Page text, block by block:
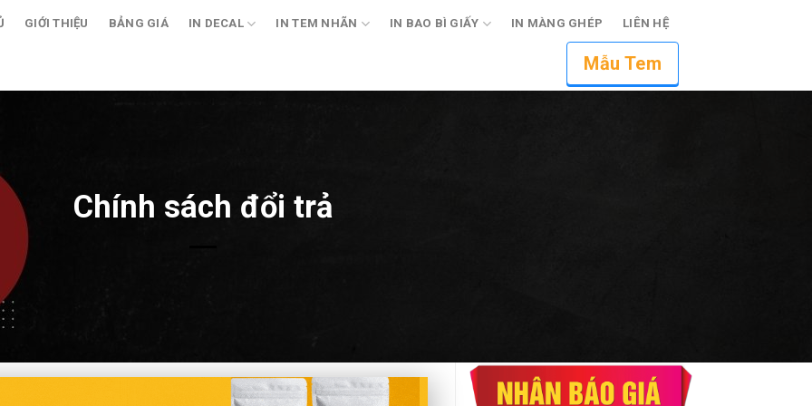
GIỚI THIỆU BẢNG GIÁ IN DECAL IN TEM NHÃN IN BAO BÌ GIẤY IN MÀNG GHÉP LIÊN HỆ
Mẫu Tem
Chính sách đổi trả